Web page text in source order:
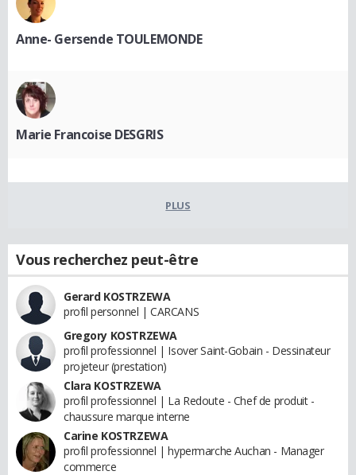
Anne- Gersende TOULEMONDE
Marie Francoise DESGRIS
PLUS
Vous recherchez peut-être
Gerard KOSTRZEWA
profil personnel | CARCANS
Gregory KOSTRZEWA
profil professionnel | Isover Saint-Gobain - Dessinateur
projeteur (prestation)
Clara KOSTRZEWA
profil professionnel | La Redoute - Chef de produit -
chaussure marque interne
Carine KOSTRZEWA
profil professionnel | hypermarche Auchan - Manager
commerce